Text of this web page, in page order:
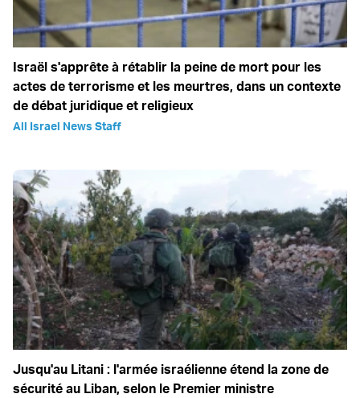
Israël s'apprête à rétablir la peine de mort pour les
actes de terrorisme et les meurtres, dans un contexte
de débat juridique et religieux
All Israel News Staff
Jusqu'au Litani : l'armée israélienne étend la zone de
sécurité au Liban, selon le Premier ministre